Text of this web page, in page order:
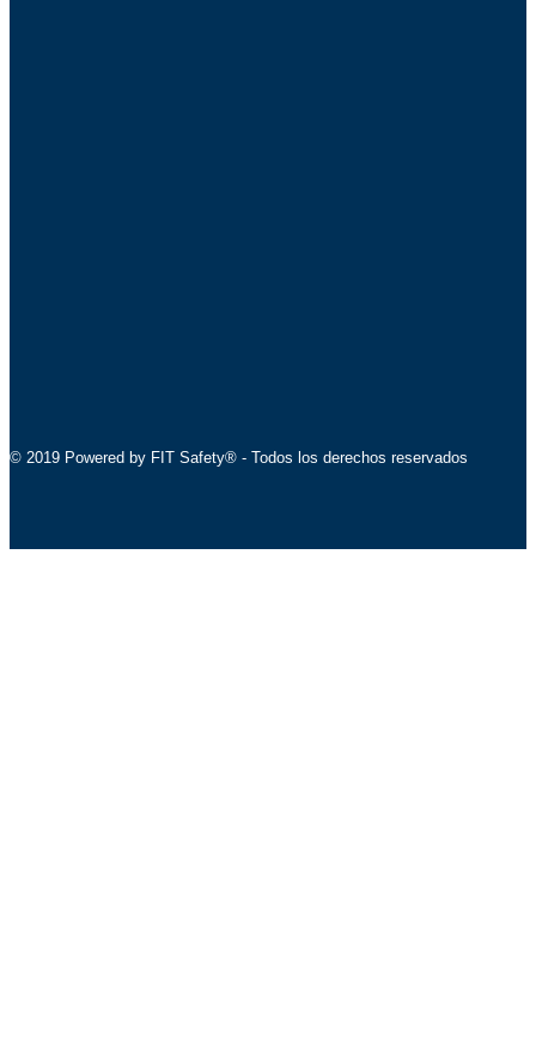
© 2019 Powered by FIT Safety® - Todos los derechos reservados